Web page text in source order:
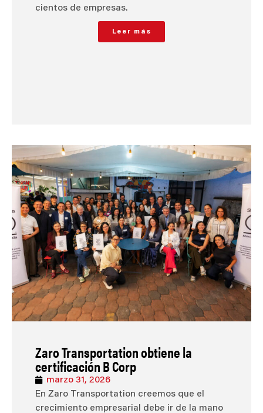
cientos de empresas.
Leer más
Zaro Transportation obtiene la
certificación B Corp
marzo 31, 2026
En Zaro Transportation creemos que el
crecimiento empresarial debe ir de la mano